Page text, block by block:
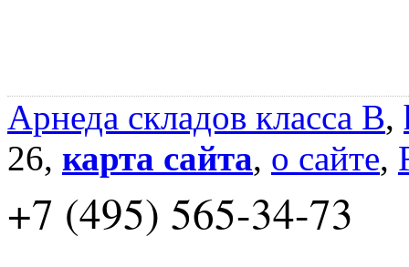
Арнеда складов класса B,
26, карта сайта, о сайте,
+7 (495) 565-34-73